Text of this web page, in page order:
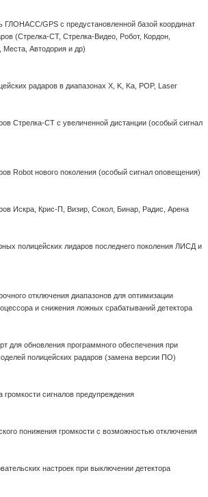
ГЛОНАСС/GPS с предустановленной базой координат
(Стрелка-СТ, Стрелка-Видео, Робот, Кордон,
Места, Автодория и др)
радаров в диапазонах X, K, Ka, POP, Laser
Стрелка-СТ с увеличенной дистанции (особый сигнал
Robot нового поколения (особый сигнал оповещения)
Искра, Крис-П, Визир, Сокол, Бинар, Радис, Арена
полицейских лидаров последнего поколения ЛИСД и
отключения диапазонов для оптимизации
и снижения ложных срабатываний детектора
для обновления программного обеспечения при
полицейских радаров (замена версии ПО)
громкости сигналов предупреждения
понижения громкости с возможностью отключения
настроек при выключении детектора